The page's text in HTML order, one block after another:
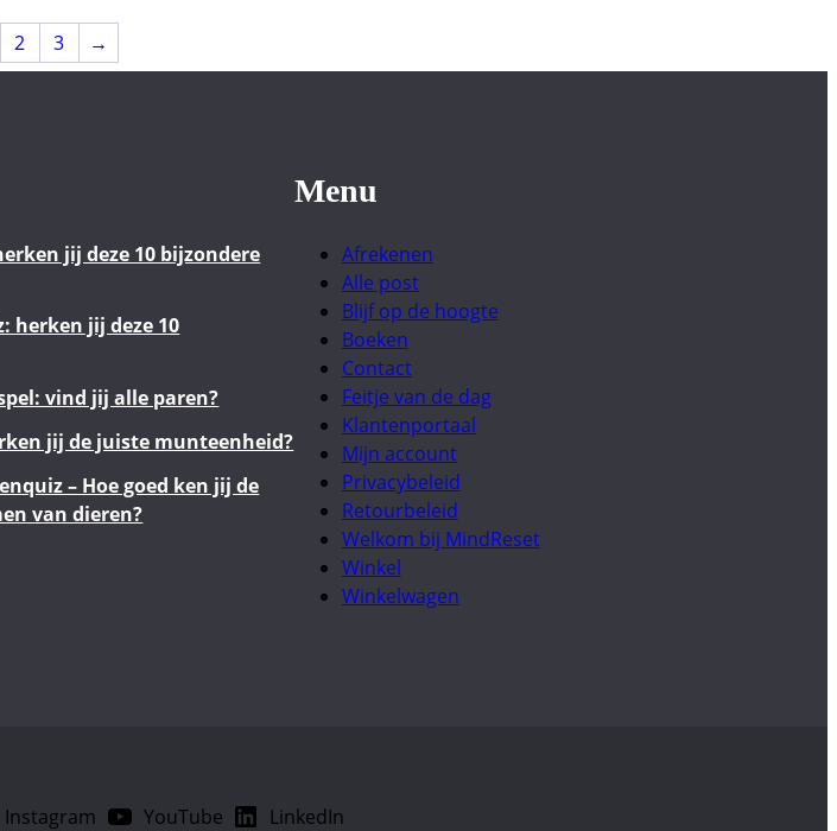
2 3 →
jij deze 10 bijzondere
herken jij deze 10
vind jij alle paren?
jij de juiste munteenheid?
– Hoe goed ken jij de
van dieren?
Menu
Afrekenen
Alle post
Blijf op de hoogte
Boeken
Contact
Feitje van de dag
Klantenportaal
Mijn account
Privacybeleid
Retourbeleid
Welkom bij MindReset
Winkel
Winkelwagen
Instagram YouTube LinkedIn